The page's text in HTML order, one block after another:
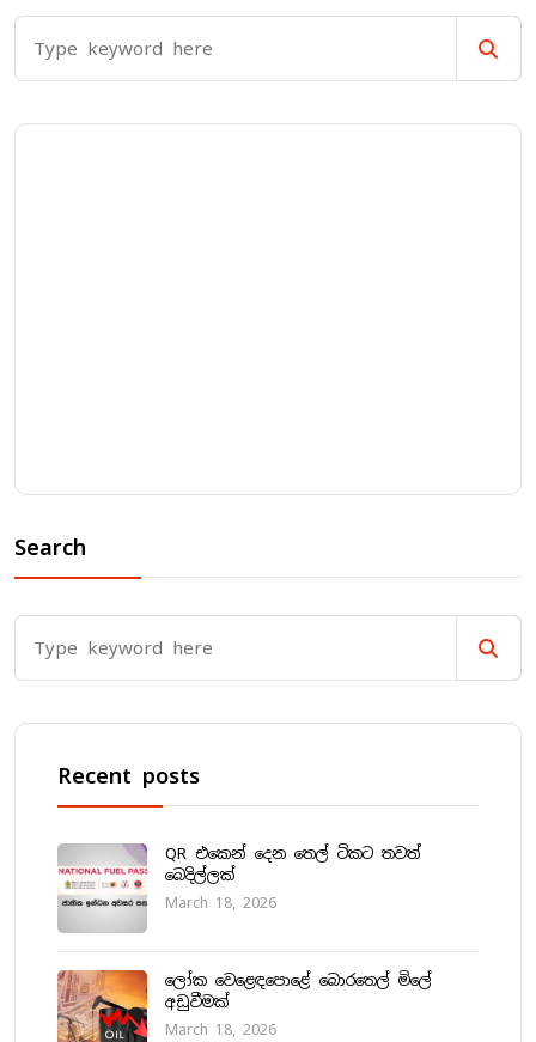
Search
Recent posts
QR එකෙන් දෙන තෙල් ටිකට තවත්
බෙදිල්ලක්
March 18, 2026
ලෝක වෙළෙඳපොළේ බොරතෙල් මිලේ
අඩුවීමක්
March 18, 2026